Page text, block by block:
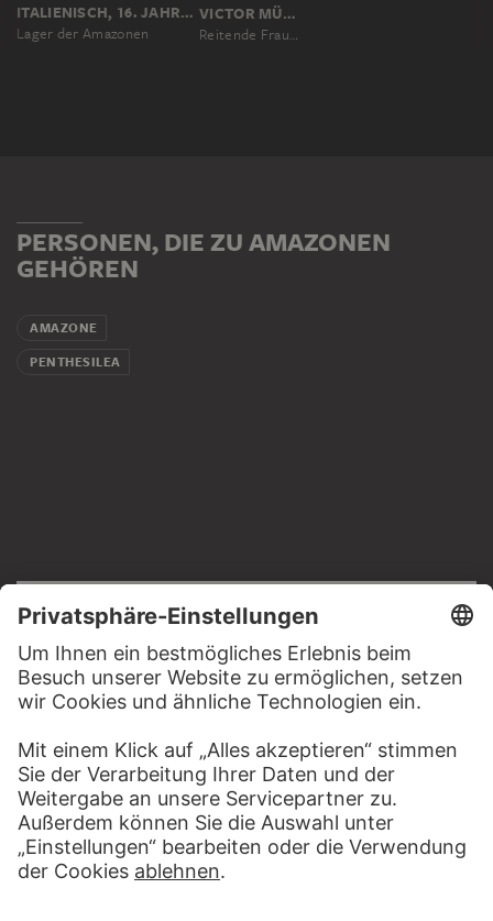
ITALIENISCH, 16. JAHRHUNDERT; ?
Lager der Amazonen
VICTOR MÜLLER
Reitende Frauen (Amazonen?)
PERSONEN, DIE ZU AMAZONEN
GEHÖREN
AMAZONE
PENTHESILEA
Impressum
Datenschutz
Copyright © 2026 Städel Museum
All rights reserved.
DIGITALE SAMMLUNG
Startseite
Werke
Künstler
Alben